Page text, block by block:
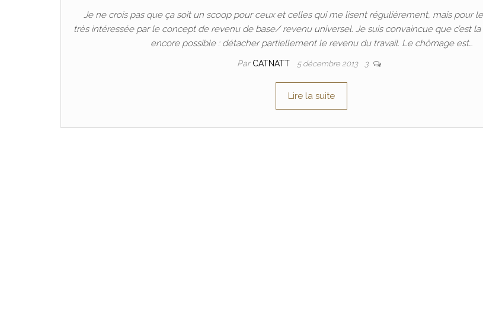
Je ne crois pas que ça soit un scoop pour ceux et celles qui me lisent régulièrement, mais pour
très intéressée par le concept de revenu de base/ revenu universel. Je suis convaincue que c’est
encore possible : détacher partiellement le revenu du travail. Le chômage est…
Par CATNATT 5 décembre 2013 3
Lire la suite